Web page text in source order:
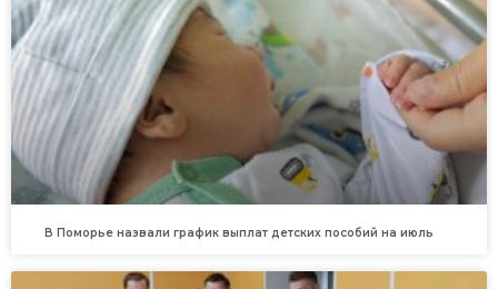
В Поморье назвали график выплат детских пособий на июль